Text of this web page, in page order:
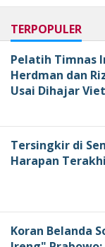
TERPOPULER
Pelatih Timnas
Herdman dan
Usai Dihajar
Tersingkir di
Harapan
Koran Belanda